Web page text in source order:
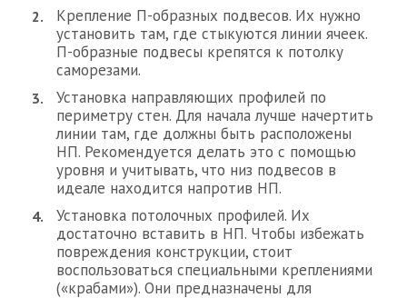
Крепление П-образных подвесов. Их нужно
установить там, где стыкуются линии ячеек.
П-образные подвесы крепятся к потолку
саморезами.
Установка направляющих профилей по
периметру стен. Для начала лучше начертить
линии там, где должны быть расположены
НП. Рекомендуется делать это с помощью
уровня и учитывать, что низ подвесов в
идеале находится напротив НП.
Установка потолочных профилей. Их
достаточно вставить в НП. Чтобы избежать
повреждения конструкции, стоит
воспользоваться специальными креплениями
(«крабами»). Они предназначены для